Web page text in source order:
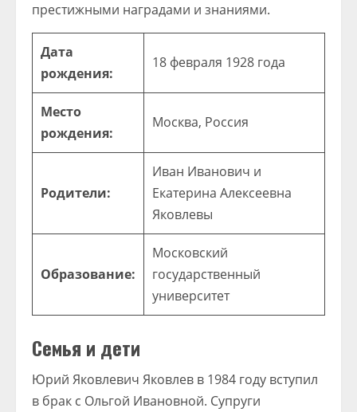
престижными наградами и знаниями.
Дата
рождения:
18 февраля 1928 года
Место
рождения:
Москва, Россия
Родители:
Иван Иванович и
Екатерина Алексеевна
Яковлевы
Образование:
Московский
государственный
университет
Семья и дети
Юрий Яковлевич Яковлев в 1984 году вступил
в брак с Ольгой Ивановной. Супруги